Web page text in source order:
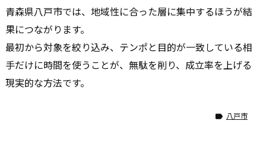
青森県八戸市では、地域性に合った層に集中するほうが結
果につながります。
最初から対象を絞り込み、テンポと目的が一致している相
手だけに時間を使うことが、無駄を削り、成立率を上げる
現実的な方法です。
 八戸市